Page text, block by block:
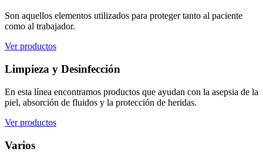
Son aquellos elementos utilizados para proteger tanto al paciente
como al trabajador.
Ver productos
Limpieza y Desinfección
En esta línea encontramos productos que ayudan con la asepsia de la
piel, absorción de fluidos y la protección de heridas.
Ver productos
Varios